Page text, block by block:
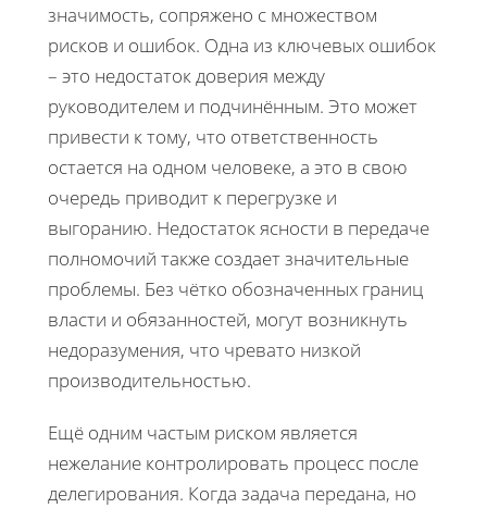
значимость, сопряжено с множеством
рисков и ошибок. Одна из ключевых ошибок
– это недостаток доверия между
руководителем и подчинённым. Это может
привести к тому, что ответственность
остается на одном человеке, а это в свою
очередь приводит к перегрузке и
выгоранию. Недостаток ясности в передаче
полномочий также создает значительные
проблемы. Без чётко обозначенных границ
власти и обязанностей, могут возникнуть
недоразумения, что чревато низкой
производительностью.
Ещё одним частым риском является
нежелание контролировать процесс после
делегирования. Когда задача передана, но